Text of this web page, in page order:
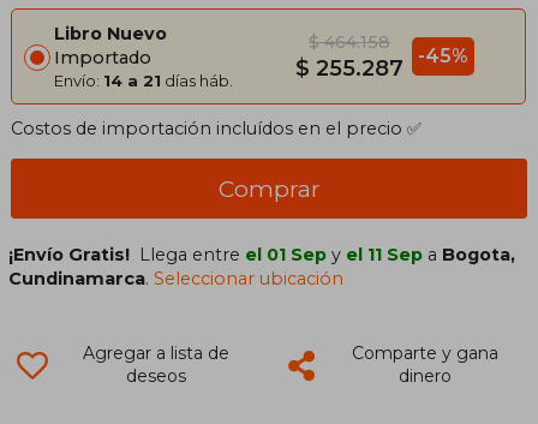
Libro Nuevo
Importado
Envío: 14 a 21 días háb.
$ 464.158
$ 255.287 -45%
Costos de importación incluídos en el precio ✅
Comprar
¡Envío Gratis! Llega entre el 01 Sep y el 11 Sep a Bogota,
Cundinamarca.Seleccionar ubicación
Agregar a lista de
deseos
Comparte y gana
dinero